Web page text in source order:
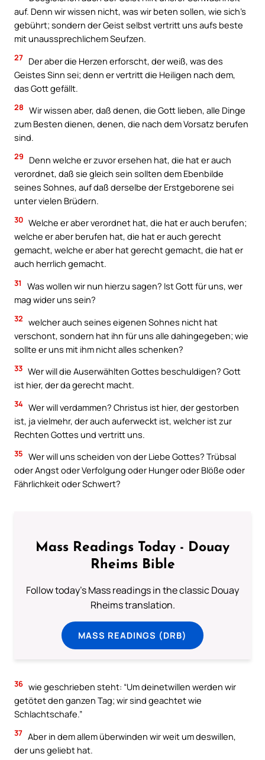
auf. Denn wir wissen nicht, was wir beten sollen, wie sich’s
gebührt; sondern der Geist selbst vertritt uns aufs beste
mit unaussprechlichem Seufzen.
27 Der aber die Herzen erforscht, der weiß, was des
Geistes Sinn sei; denn er vertritt die Heiligen nach dem,
das Gott gefällt.
28 Wir wissen aber, daß denen, die Gott lieben, alle Dinge
zum Besten dienen, denen, die nach dem Vorsatz berufen
sind.
29
Denn welche er zuvor ersehen hat, die hat er auch
verordnet, daß sie gleich sein sollten dem Ebenbilde
seines Sohnes, auf daß derselbe der Erstgeborene sei
unter vielen Brüdern.
30 Welche er aber verordnet hat, die hat er auch berufen;
welche er aber berufen hat, die hat er auch gerecht
gemacht, welche er aber hat gerecht gemacht, die hat er
auch herrlich gemacht.
31
Was wollen wir nun hierzu sagen? Ist Gott für uns, wer
mag wider uns sein?
32 welcher auch seines eigenen Sohnes nicht hat
verschont, sondern hat ihn für uns alle dahingegeben; wie
sollte er uns mit ihm nicht alles schenken?
33 Wer will die Auserwählten Gottes beschuldigen? Gott
ist hier, der da gerecht macht.
34 Wer will verdammen? Christus ist hier, der gestorben
ist, ja vielmehr, der auch auferweckt ist, welcher ist zur
Rechten Gottes und vertritt uns.
35 Wer will uns scheiden von der Liebe Gottes? Trübsal
oder Angst oder Verfolgung oder Hunger oder Blöße oder
Fährlichkeit oder Schwert?
Mass Readings Today - Douay
Rheims Bible
Follow today's Mass readings in the classic Douay
Rheims translation.
MASS READINGS (DRB)
36 wie geschrieben steht: “Um deinetwillen werden wir
getötet den ganzen Tag; wir sind geachtet wie
Schlachtschafe.”
37 Aber in dem allem überwinden wir weit um deswillen,
der uns geliebt hat.